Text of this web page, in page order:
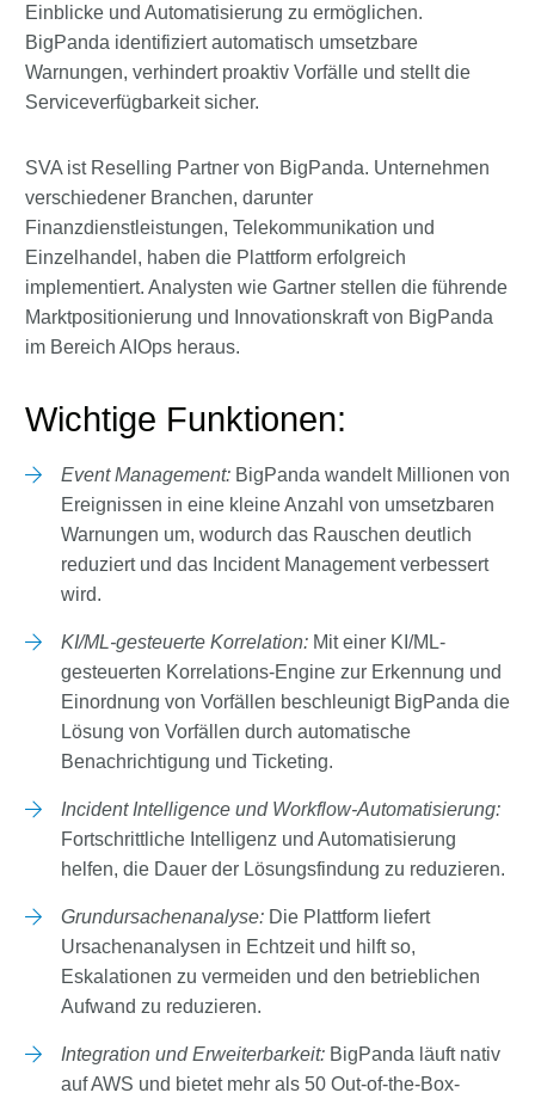
Einblicke und Automatisierung zu ermöglichen.
BigPanda identifiziert automatisch umsetzbare
Warnungen, verhindert proaktiv Vorfälle und stellt die
Serviceverfügbarkeit sicher.
SVA ist Reselling Partner von BigPanda. Unternehmen
verschiedener Branchen, darunter
Finanzdienstleistungen, Telekommunikation und
Einzelhandel, haben die Plattform erfolgreich
implementiert. Analysten wie Gartner stellen die führende
Marktpositionierung und Innovationskraft von BigPanda
im Bereich AIOps heraus.
Wichtige Funktionen:
Event Management: BigPanda wandelt Millionen von
Ereignissen in eine kleine Anzahl von umsetzbaren
Warnungen um, wodurch das Rauschen deutlich
reduziert und das Incident Management verbessert
wird.
KI/ML-gesteuerte Korrelation: Mit einer KI/ML-
gesteuerten Korrelations-Engine zur Erkennung und
Einordnung von Vorfällen beschleunigt BigPanda die
Lösung von Vorfällen durch automatische
Benachrichtigung und Ticketing.
Incident Intelligence und Workflow-Automatisierung:
Fortschrittliche Intelligenz und Automatisierung
helfen, die Dauer der Lösungsfindung zu reduzieren.
Grundursachenanalyse: Die Plattform liefert
Ursachenanalysen in Echtzeit und hilft so,
Eskalationen zu vermeiden und den betrieblichen
Aufwand zu reduzieren.
Integration und Erweiterbarkeit: BigPanda läuft nativ
auf AWS und bietet mehr als 50 Out-of-the-Box-